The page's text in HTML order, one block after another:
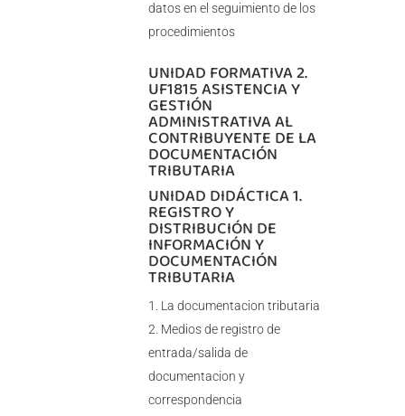
datos en el seguimiento de los
procedimientos
UNIDAD FORMATIVA 2.
UF1815 ASISTENCIA Y
GESTIÓN
ADMINISTRATIVA AL
CONTRIBUYENTE DE LA
DOCUMENTACIÓN
TRIBUTARIA
UNIDAD DIDÁCTICA 1.
REGISTRO Y
DISTRIBUCIÓN DE
INFORMACIÓN Y
DOCUMENTACIÓN
TRIBUTARIA
La documentacion tributaria
Medios de registro de
entrada/salida de
documentacion y
correspondencia